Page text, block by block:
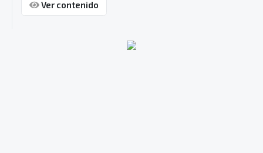
Ver contenido